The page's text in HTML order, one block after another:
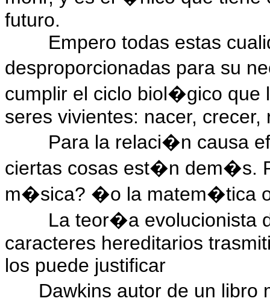
futuro.
Empero todas estas
desproporcionadas para su
cumplir el ciclo biol�gico
seres vivientes: nacer,
Para la relaci�n causa
ciertas cosas est�n dem�s.
m�sica? �o la matem�tica
La teor�a evolucionista
caracteres hereditarios
los puede justificar
Dawkins autor de un libro